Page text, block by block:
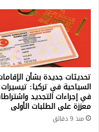
تحديثات جديدة بشأن
السياحية في تركيا: تيسيرات
في إجراءات التجديد
معززة على الطلبات الأولى
منذ 9 دقائق